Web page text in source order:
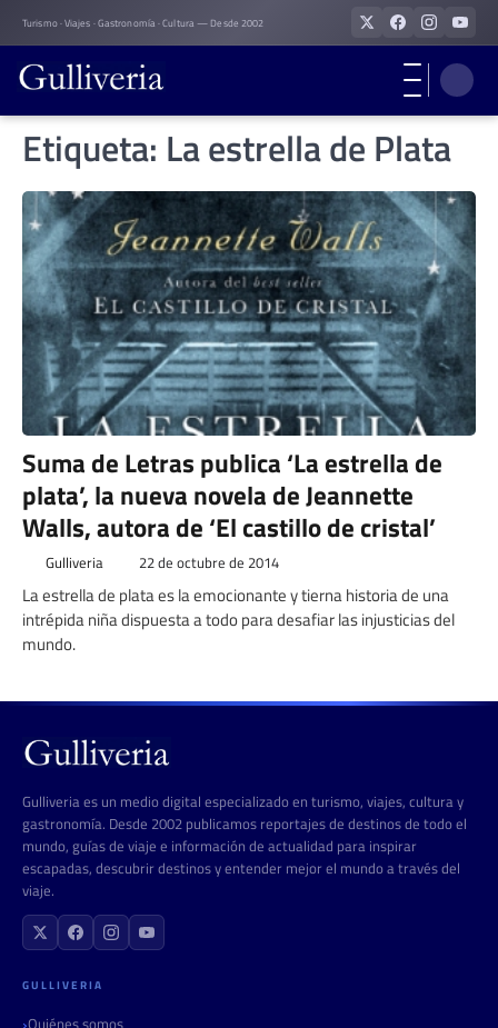
Skip
to
content
Turismo · Viajes · Gastronomía · Cultura — Desde 2002
Etiqueta: La estrella de Plata
Suma de Letras publica ‘La estrella de
plata’, la nueva novela de Jeannette
Walls, autora de ‘El castillo de cristal’
Gulliveria 22 de octubre de 2014
La estrella de plata es la emocionante y tierna histo­ria de una
intrépida niña dis­puesta a todo para desafiar las injusticias del
mundo.
Gulliveria es un medio digital especializado en turismo, viajes, cultura y
gastronomía. Desde 2002 publicamos reportajes de destinos de todo el
mundo, guías de viaje e información de actualidad para inspirar
escapadas, descubrir destinos y entender mejor el mundo a través del
viaje.
GULLIVERIA
Quiénes somos